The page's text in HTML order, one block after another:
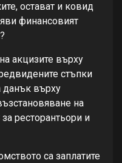
остават и ковид
финансовият
акцизите върху
стъпки
данък върху
на
ресторантьори и
са заплатите